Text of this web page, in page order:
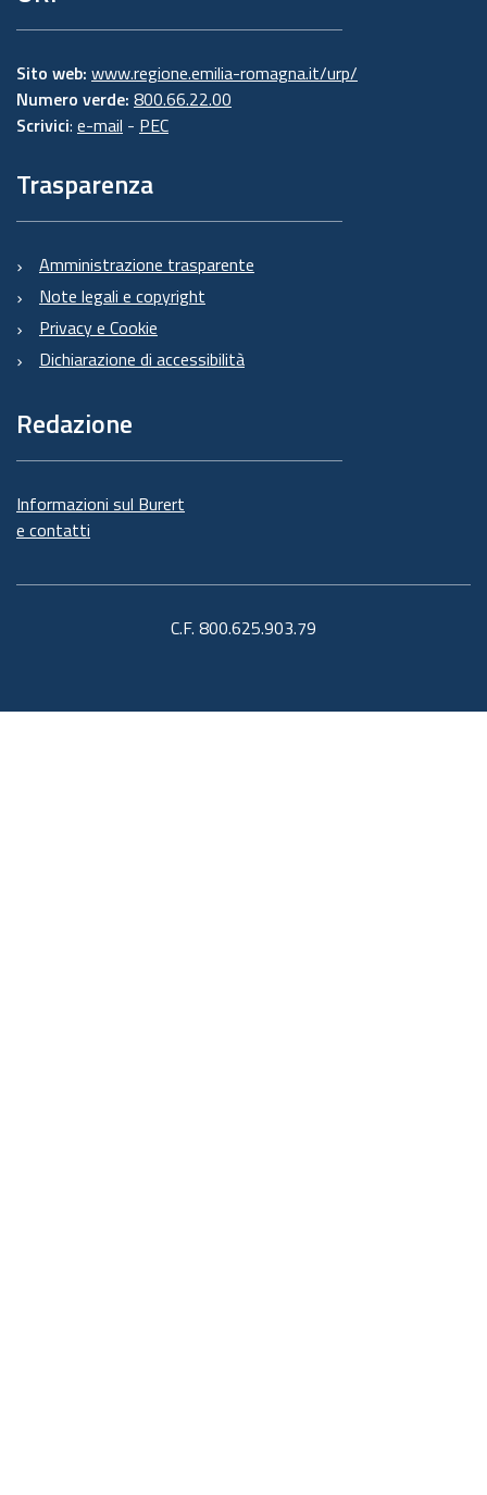
Sito web: www.regione.emilia-romagna.it/urp/
Numero verde: 800.66.22.00
Scrivici: e-mail - PEC
Trasparenza
Amministrazione trasparente
Note legali e copyright
Privacy e Cookie
Dichiarazione di accessibilità
Redazione
Informazioni sul Burert
e contatti
C.F. 800.625.903.79